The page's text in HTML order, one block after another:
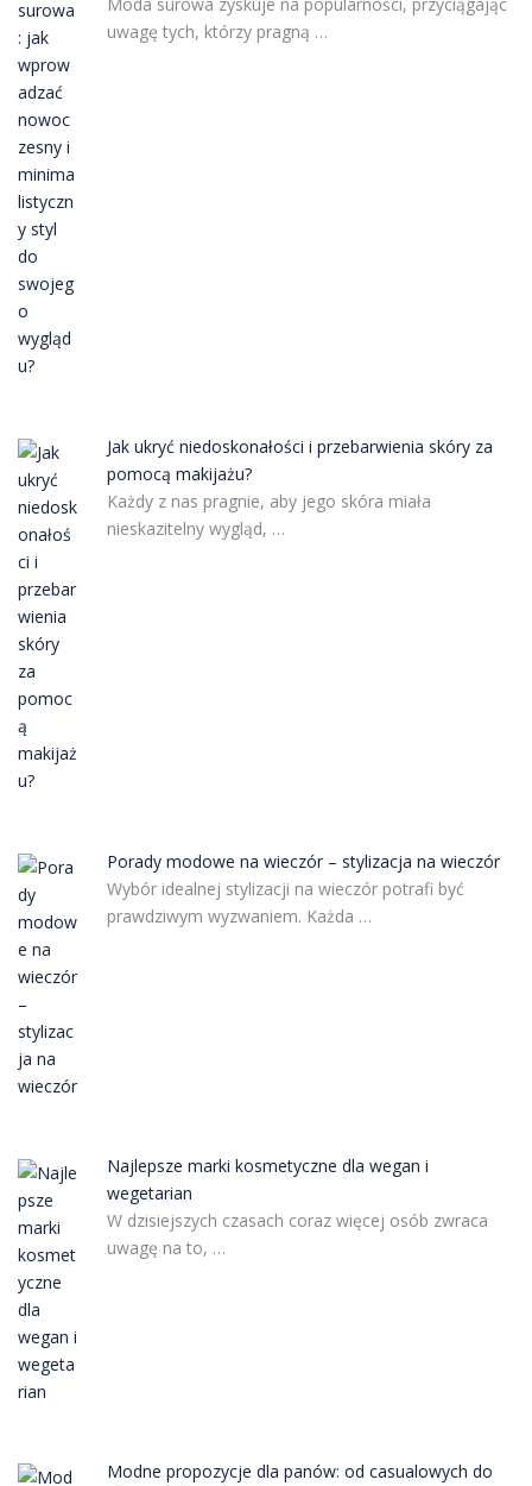
uwagę tych, którzy pragną …
Jak ukryć niedoskonałości i przebarwienia skóry za
pomocą makijażu?
Każdy z nas pragnie, aby jego skóra miała
nieskazitelny wygląd, …
Porady modowe na wieczór – stylizacja na wieczór
Wybór idealnej stylizacji na wieczór potrafi być
prawdziwym wyzwaniem. Każda …
Najlepsze marki kosmetyczne dla wegan i
wegetarian
W dzisiejszych czasach coraz więcej osób zwraca
uwagę na to, …
Modne propozycje dla panów: od casualowych do